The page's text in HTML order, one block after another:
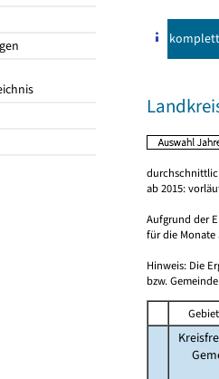
komplett
ab 2015:
Aufgrund der
für die Monate
Hinweis: Die
bzw.